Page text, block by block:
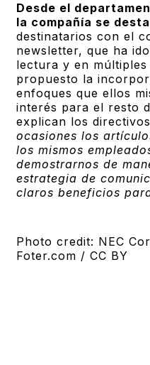
Desde el
la compañía se
destinatarios con el
newsletter, que ha
lectura y en
propuesto la
enfoques que ellos
interés para el resto
explican los
ocasiones los
los mismos
demostrarnos de
estrategia de
claros beneficios
Photo credit: NEC
Foter.com / CC BY